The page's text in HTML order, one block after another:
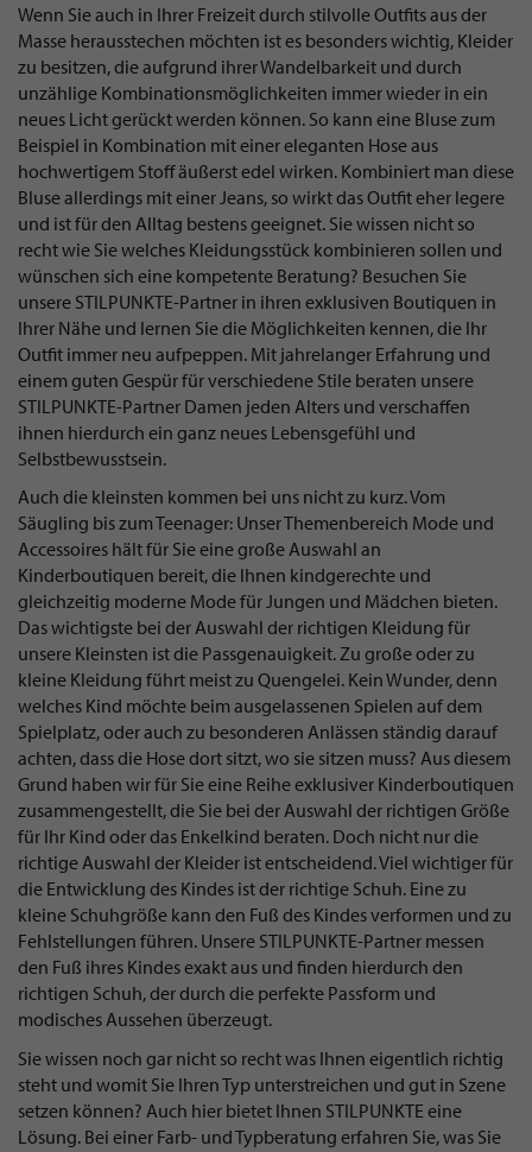
Wenn Sie auch in Ihrer Freizeit durch stilvolle Outfits aus der
Masse herausstechen möchten ist es besonders wichtig, Kleider
zu besitzen, die aufgrund ihrer Wandelbarkeit und durch
unzählige Kombinationsmöglichkeiten immer wieder in ein
neues Licht gerückt werden können. So kann eine Bluse zum
Beispiel in Kombination mit einer eleganten Hose aus
hochwertigem Stoff äußerst edel wirken. Kombiniert man diese
Bluse allerdings mit einer Jeans, so wirkt das Outfit eher legere
und ist für den Alltag bestens geeignet. Sie wissen nicht so
recht wie Sie welches Kleidungsstück kombinieren sollen und
wünschen sich eine kompetente Beratung? Besuchen Sie
unsere STILPUNKTE-Partner in ihren exklusiven Boutiquen in
Ihrer Nähe und lernen Sie die Möglichkeiten kennen, die Ihr
Outfit immer neu aufpeppen. Mit jahrelanger Erfahrung und
einem guten Gespür für verschiedene Stile beraten unsere
STILPUNKTE-Partner Damen jeden Alters und verschaffen
ihnen hierdurch ein ganz neues Lebensgefühl und
Selbstbewusstsein.
Auch die kleinsten kommen bei uns nicht zu kurz. Vom
Säugling bis zum Teenager: Unser Themenbereich Mode und
Accessoires hält für Sie eine große Auswahl an
Kinderboutiquen bereit, die Ihnen kindgerechte und
gleichzeitig moderne Mode für Jungen und Mädchen bieten.
Das wichtigste bei der Auswahl der richtigen Kleidung für
unsere Kleinsten ist die Passgenauigkeit. Zu große oder zu
kleine Kleidung führt meist zu Quengelei. Kein Wunder, denn
welches Kind möchte beim ausgelassenen Spielen auf dem
Spielplatz, oder auch zu besonderen Anlässen ständig darauf
achten, dass die Hose dort sitzt, wo sie sitzen muss? Aus diesem
Grund haben wir für Sie eine Reihe exklusiver Kinderboutiquen
zusammengestellt, die Sie bei der Auswahl der richtigen Größe
für Ihr Kind oder das Enkelkind beraten. Doch nicht nur die
richtige Auswahl der Kleider ist entscheidend. Viel wichtiger für
die Entwicklung des Kindes ist der richtige Schuh. Eine zu
kleine Schuhgröße kann den Fuß des Kindes verformen und zu
Fehlstellungen führen. Unsere STILPUNKTE-Partner messen
den Fuß ihres Kindes exakt aus und finden hierdurch den
richtigen Schuh, der durch die perfekte Passform und
modisches Aussehen überzeugt.
Sie wissen noch gar nicht so recht was Ihnen eigentlich richtig
steht und womit Sie Ihren Typ unterstreichen und gut in Szene
setzen können? Auch hier bietet Ihnen STILPUNKTE eine
Lösung. Bei einer Farb- und Typberatung erfahren Sie, was Sie